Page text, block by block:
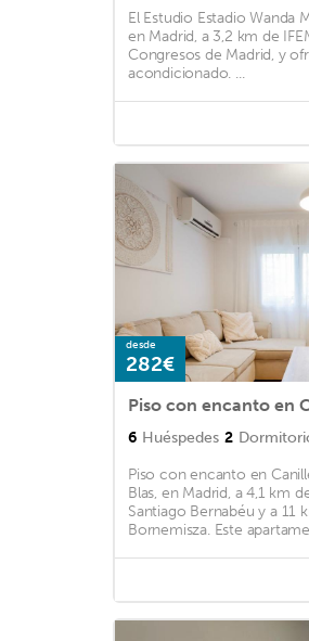
El Estudio Estadio Wanda
en Madrid, a 3,2 km de
Congresos de Madrid, y
acondicionado. ...
desde
282€
Piso con encanto en
6 Huéspedes 2
Piso con encanto en
Blas, en Madrid, a 4,1 km
Santiago Bernabéu y a 11
Bornemisza. Este